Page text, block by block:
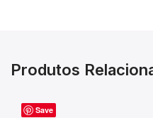
Produtos
Save